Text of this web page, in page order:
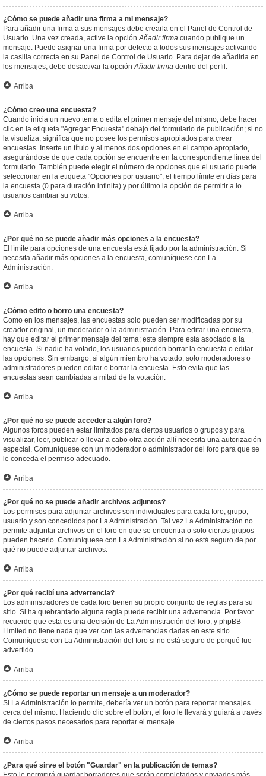
¿Cómo se puede añadir una firma a mi mensaje?
Para añadir una firma a sus mensajes debe crearla en el Panel de Control de
Usuario. Una vez creada, active la opciónAñadir firma cuando publique un
mensaje. Puede asignar una firma por defecto a todos sus mensajes activando
la casilla correcta en su Panel de Control de Usuario. Para dejar de añadirla en
los mensajes, debe desactivar la opciónAñadir firma dentro del perfil.
Arriba
¿Cómo creo una encuesta?
Cuando inicia un nuevo tema o edita el primer mensaje del mismo, debe hacer
clic en la etiqueta "Agregar Encuesta" debajo del formulario de publicación; si no
la visualiza, significa que no posee los permisos apropiados para crear
encuestas. Inserte un título y al menos dos opciones en el campo apropiado,
asegurándose de que cada opción se encuentre en la correspondiente línea del
formulario. También puede elegir el número de opciones que el usuario puede
seleccionar en la etiqueta "Opciones por usuario", el tiempo límite en días para
la encuesta (0 para duración infinita) y por último la opción de permitir a lo
usuarios cambiar su votos.
Arriba
¿Por qué no se puede añadir más opciones a la encuesta?
El límite para opciones de una encuesta está fijado por la administración. Si
necesita añadir más opciones a la encuesta, comuníquese con La
Administración.
Arriba
¿Cómo edito o borro una encuesta?
Como en los mensajes, las encuestas solo pueden ser modificadas por su
creador original, un moderador o la administración. Para editar una encuesta,
hay que editar el primer mensaje del tema; este siempre esta asociado a la
encuesta. Si nadie ha votado, los usuarios pueden borrar la encuesta o editar
las opciones. Sin embargo, si algún miembro ha votado, solo moderadores o
administradores pueden editar o borrar la encuesta. Esto evita que las
encuestas sean cambiadas a mitad de la votación.
Arriba
¿Por qué no se puede acceder a algún foro?
Algunos foros pueden estar limitados para ciertos usuarios o grupos y para
visualizar, leer, publicar o llevar a cabo otra acción allí necesita una autorización
especial. Comuníquese con un moderador o administrador del foro para que se
le conceda el permiso adecuado.
Arriba
¿Por qué no se puede añadir archivos adjuntos?
Los permisos para adjuntar archivos son individuales para cada foro, grupo,
usuario y son concedidos por La Administración. Tal vez La Administración no
permite adjuntar archivos en el foro en que se encuentra o solo ciertos grupos
pueden hacerlo. Comuníquese con La Administración si no está seguro de por
qué no puede adjuntar archivos.
Arriba
¿Por qué recibí una advertencia?
Los administradores de cada foro tienen su propio conjunto de reglas para su
sitio. Si ha quebrantado alguna regla puede recibir una advertencia. Por favor
recuerde que esta es una decisión de La Administración del foro, y phpBB
Limited no tiene nada que ver con las advertencias dadas en este sitio.
Comuníquese con La Administración del foro si no está seguro de porqué fue
advertido.
Arriba
¿Cómo se puede reportar un mensaje a un moderador?
Si La Administración lo permite, debería ver un botón para reportar mensajes
cerca del mismo. Haciendo clic sobre el botón, el foro le llevará y guiará a través
de ciertos pasos necesarios para reportar el mensaje.
Arriba
¿Para qué sirve el botón "Guardar" en la publicación de temas?